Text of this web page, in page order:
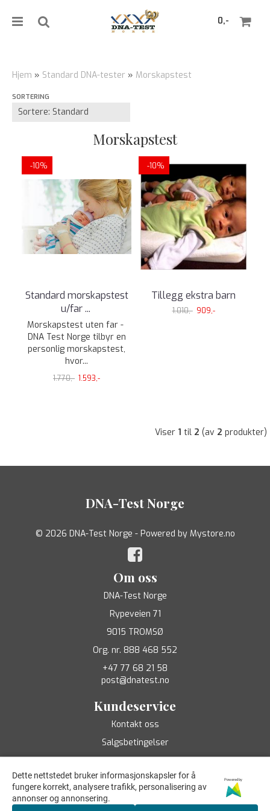
0,-
Hjem » Standard DNA-tester » Morskapstest
SORTERING
Morskapstest
-10%
Standard morskapstest
u/far...
Morskapstest uten far -
DNA Test Norge tilbyr en
personlig morskapstest,
hvor...
1.770,- 1.593,-
-10%
Tillegg ekstra barn
1.010,- 909,-
Viser 1 til 2 (av 2 produkter)
DNA-Test Norge
© 2026 DNA-Test Norge - Powered by Mystore.no
Om oss
DNA-Test Norge
Rypeveien 71
9015 TROMSØ
Org. nr. 888 468 552
+47 77 68 21 58
post@dnatest.no
Kundeservice
Kontakt oss
Salgsbetingelser
Dette nettstedet bruker informasjonskapsler for å
fungere korrekt, analysere trafikk, personalisering av
annonser og annonsering.
Powered by